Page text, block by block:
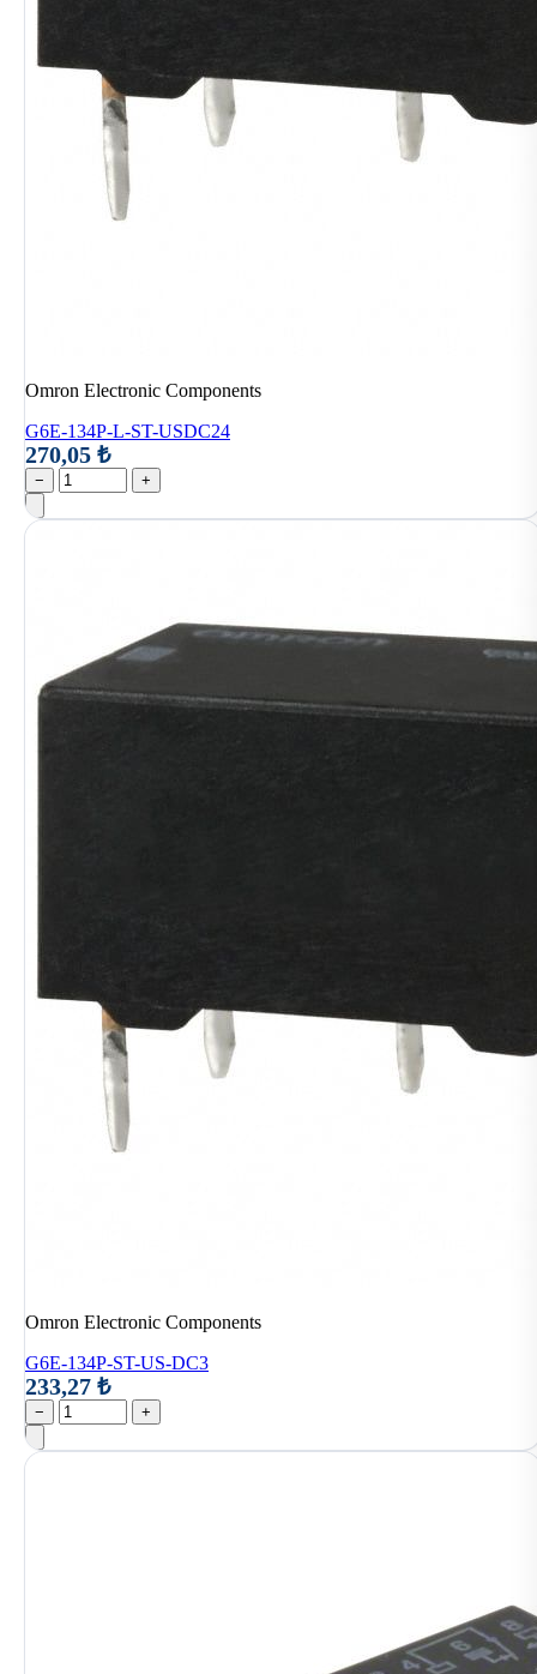
Omron Electronic Components
G6E-134P-L-ST-USDC24
270,05 ₺
− +
Omron Electronic Components
G6E-134P-ST-US-DC3
233,27 ₺
− +